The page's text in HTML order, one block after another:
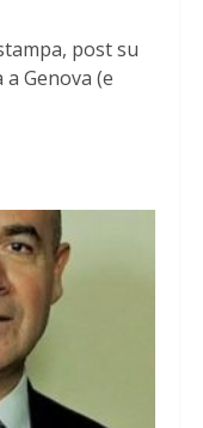
post su
Genova (e